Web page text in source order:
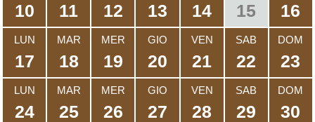
10 11 12 13 14 15 16
LUN
17
MAR
18
MER
19
GIO
20
VEN
21
SAB
22
DOM
23
LUN
24
MAR
25
MER
26
GIO
27
VEN
28
SAB
29
DOM
30